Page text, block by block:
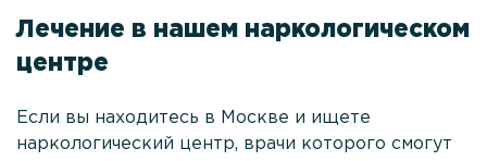
Лечение в нашем наркологическом
центре
Если вы находитесь в Москве и ищете
наркологический центр, врачи которого смогут